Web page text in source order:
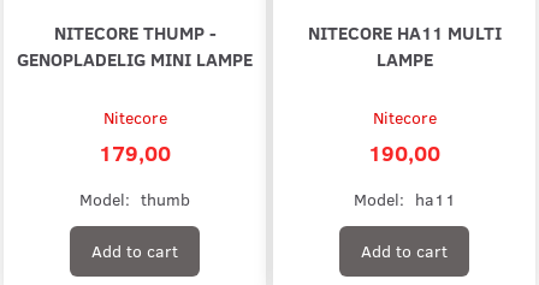
NITECORE THUMP -
GENOPLADELIG MINI LAMPE
Nitecore
179,00
Model: thumb
Add to cart
NITECORE HA11 MULTI
LAMPE
Nitecore
190,00
Model: ha11
Add to cart